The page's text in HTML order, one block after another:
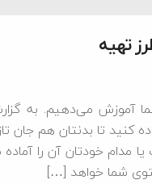
تهیه
آموزش می‌دهیم. به
کنید تا بدنتان هم جان
خودتان آن را
شما خواهد […]